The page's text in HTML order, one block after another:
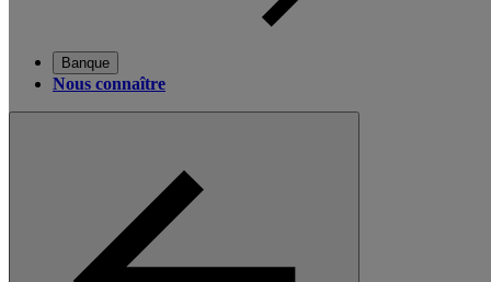
Banque
Nous connaître